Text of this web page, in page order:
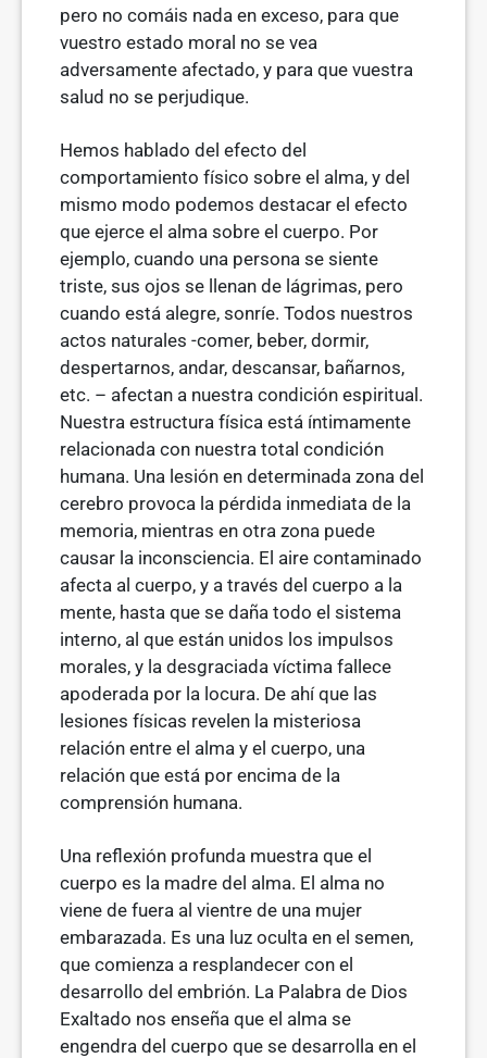
pero no comáis nada en exceso, para que
vuestro estado moral no se vea
adversamente afectado, y para que vuestra
salud no se perjudique.
Hemos hablado del efecto del
comportamiento físico sobre el alma, y del
mismo modo podemos destacar el efecto
que ejerce el alma sobre el cuerpo. Por
ejemplo, cuando una persona se siente
triste, sus ojos se llenan de lágrimas, pero
cuando está alegre, sonríe. Todos nuestros
actos naturales -comer, beber, dormir,
despertarnos, andar, descansar, bañarnos,
etc.­ – afectan a nuestra condición espiritual.
Nuestra estructura física está íntima­mente
relacionada con nuestra total condición
humana. Una lesión en determinada zona del
cerebro provoca la pérdida inmediata de la
memoria, mientras en otra zona puede
causar la inconsciencia. El aire contaminado
afecta al cuerpo, y a través del cuerpo a la
mente, hasta que se daña todo el sistema
interno, al que están unidos los impulsos
morales, y la desgraciada víctima fallece
apoderada por la locura. De ahí que las
lesiones físicas reve­len la misteriosa
relación entre el alma y el cuerpo, una
relación que está por encima de la
comprensión humana.
Una reflexión profunda muestra que el
cuerpo es la madre del alma. El alma no
viene de fuera al vientre de una mujer
embarazada. Es una luz oculta en el semen,
que comienza a resplandecer con el
desarrollo del embrión. La Palabra de Dios
Exaltado nos enseña que el alma se
engendra del cuerpo que se desarrolla en el